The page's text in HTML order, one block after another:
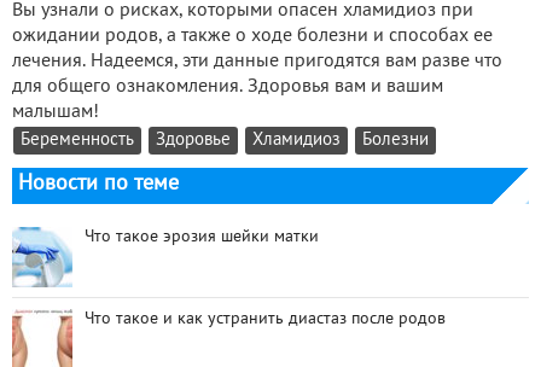
Вы узнали о рисках, которыми опасен хламидиоз при
ожидании родов, а также о ходе болезни и способах ее
лечения. Надеемся, эти данные пригодятся вам разве что
для общего ознакомления. Здоровья вам и вашим
малышам!
Беременность Здоровье Хламидиоз Болезни
Новости по теме
Что такое эрозия шейки матки
Что такое и как устранить диастаз после родов